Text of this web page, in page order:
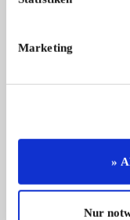
Marketing
»
Nur
...